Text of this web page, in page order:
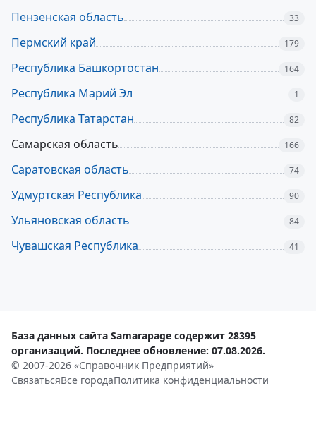
Пензенская область 33
Пермский край 179
Республика Башкортостан 164
Республика Марий Эл 1
Республика Татарстан 82
Самарская область 166
Саратовская область 74
Удмуртская Республика 90
Ульяновская область 84
Чувашская Республика 41
База данных сайта Samarapage содержит 28395
организаций. Последнее обновление: 07.08.2026.
© 2007-2026 «Справочник Предприятий»
СвязатьсяВсе городаПолитика конфиденциальности